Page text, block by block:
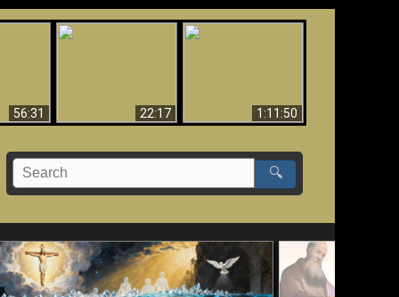
56:31 22:17
1:11:50
🔍